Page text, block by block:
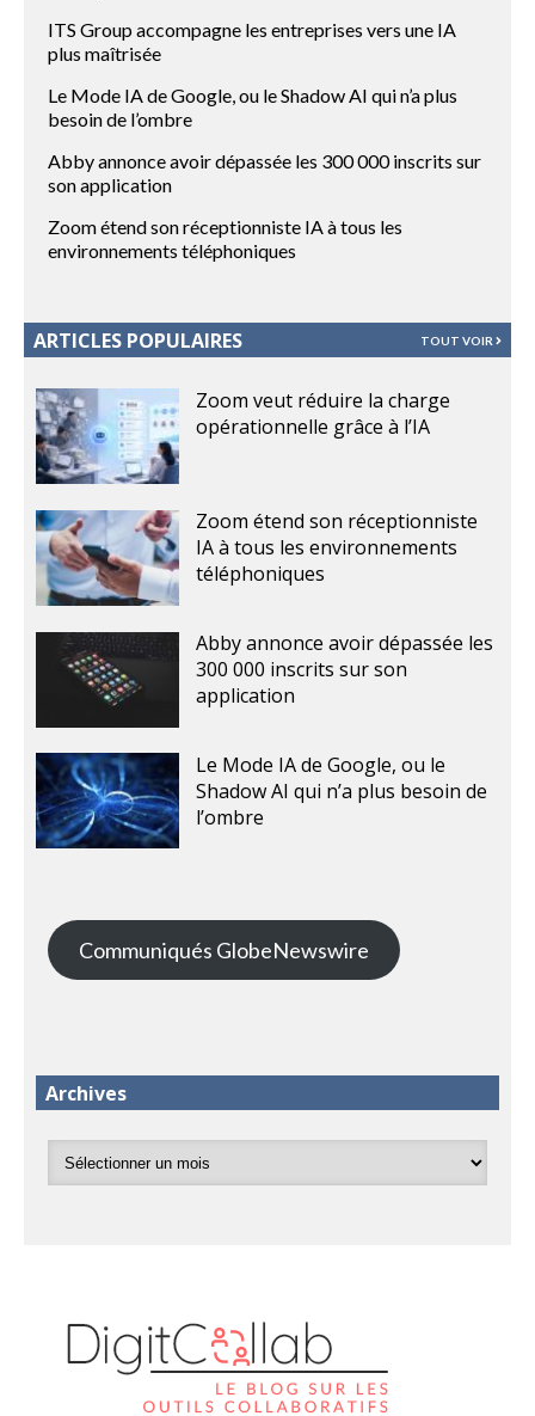
ITS Group accompagne les entreprises vers une IA
plus maîtrisée
Le Mode IA de Google, ou le Shadow AI qui n’a plus
besoin de l’ombre
Abby annonce avoir dépassée les 300 000 inscrits sur
son application
Zoom étend son réceptionniste IA à tous les
environnements téléphoniques
ARTICLES POPULAIRES TOUT VOIR
Zoom veut réduire la charge
opérationnelle grâce à l’IA
Zoom étend son réceptionniste
IA à tous les environnements
téléphoniques
Abby annonce avoir dépassée les
300 000 inscrits sur son
application
Le Mode IA de Google, ou le
Shadow AI qui n’a plus besoin de
l’ombre
Communiqués GlobeNewswire
Archives